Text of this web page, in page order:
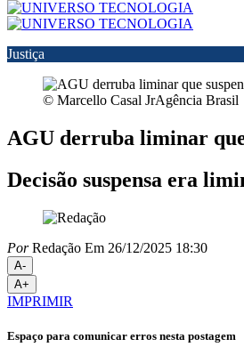
Justiça
© Marcello Casal JrAgência Brasil
AGU derruba liminar
Decisão suspensa era
PorRedação Em 26/12/2025 18:30
A-
A+
IMPRIMIR
Espaço para comunicar erros nesta postagem